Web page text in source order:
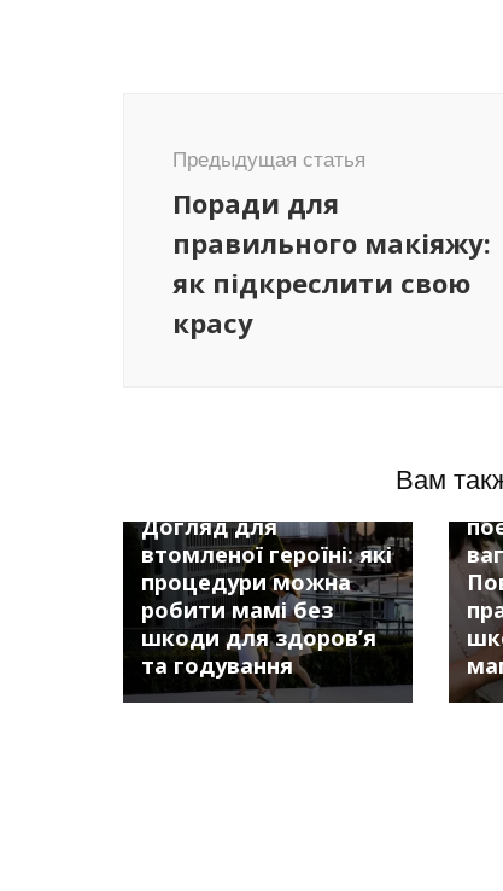
записям
Предыдущая статья
Поради для
правильного макіяжу:
як підкреслити свою
красу
Вам
Догляд для
втомленої героїні: які
процедури можна
робити мамі без
шкоди для здоров’я
та годування